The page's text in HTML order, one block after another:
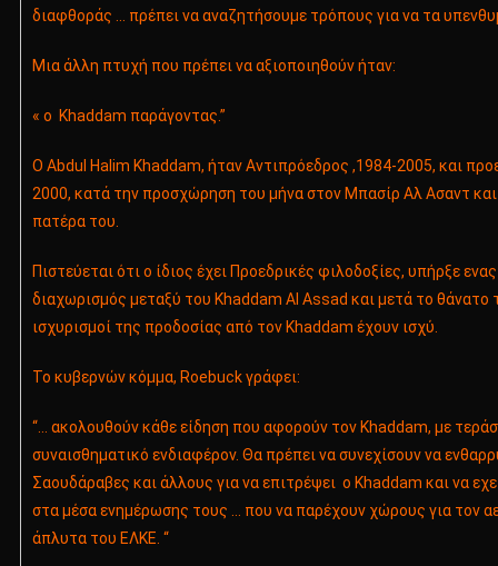
διαφθοράς … πρέπει να αναζητήσουμε τρόπους για να τα
Μια άλλη πτυχή που πρέπει να αξιοποιηθούν ήταν:
« ο Khaddam παράγοντας.”
Ο Abdul Halim Khaddam, ήταν Αντιπρόεδρος ,1984-2005, και
2000, κατά την προσχώρηση του μήνα στον Μπασίρ Αλ Ασαντ
πατέρα του.
Πιστεύεται ότι ο ίδιος έχει Προεδρικές φιλοδοξίες, υπήρξε
διαχωρισμός μεταξύ του Khaddam Al Assad και μετά το θάνατο
ισχυρισμοί της προδοσίας από τον Khaddam έχουν ισχύ.
Το κυβερνών κόμμα, Roebuck γράφει:
“… ακολουθούν κάθε είδηση που αφορούν τον Khaddam, με
συναισθηματικό ενδιαφέρον. Θα πρέπει να συνεχίσουν να
Σαουδάραβες και άλλους για να επιτρέψει ο Khaddam και να
στα μέσα ενημέρωσης τους … που να παρέχουν χώρους για τον
άπλυτα του ΕΛΚΕ. “